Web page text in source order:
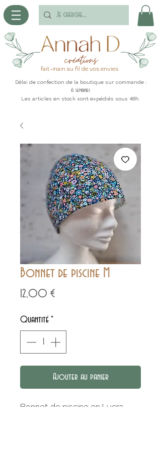
fait-main au fil de vos envies
Délai de confection de la boutique sur commande :
6 semaines
Les articles en stock sont expédiés sous 48h.
Bonnet de piscine M
12,00 €Prix
Quantité *
Ajouter au panier
Bonnet de piscine en Lycra